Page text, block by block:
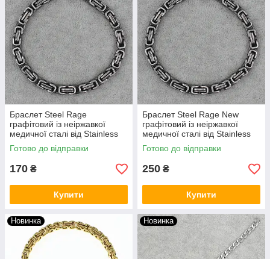
Браслет Steel Rage
графітовий із неіржавкої
медичної сталі від Stainless
Steel 316L довжина 22 см
ширина 8 мм
Готово до відправки
170 ₴
Купити
Браслет Steel Rage New
графітовий із неіржавкої
медичної сталі від Stainless
Steel 22 см. ширина 10 мм.
Готово до відправки
250 ₴
Купити
Новинка Новинка